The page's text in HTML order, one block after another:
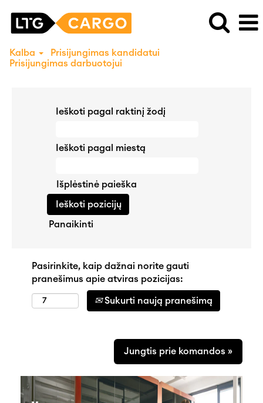
Kalba
Prisijungimas kandidatui
Prisijungimas darbuotojui
Ieškoti pagal raktinį žodį
Ieškoti pagal miestą
Išplėstinė paieška
Panaikinti
Pasirinkite, kaip dažnai norite gauti
pranešimus apie atviras pozicijas:
Sukurti naują pranešimą
Jungtis prie komandos »